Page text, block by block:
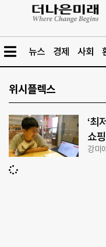
뉴스 경제 사회
위시플렉스
‘최
쇼
강미